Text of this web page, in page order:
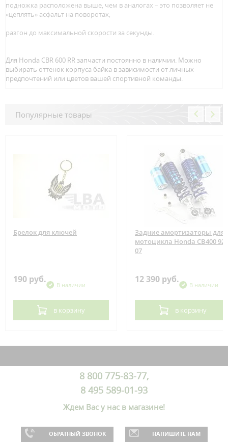
подножка расположена выше, чем в аналогах – это позволяет не
«цеплять» асфальт на поворотах;
разгон до максимальной скорости за секунды.
Для Honda CBR 600 RR запчасти постоянно в наличии. Можно
выбирать оттенок корпуса байка в зависимости от личных
предпочтений или цветов вашей спортивной команды.
Популярные товары
Брелок для ключей
190 руб.
В наличии
в корзину
Задние амортизаторы для
мотоцикла Honda CB400 92-
07
12 390 руб.
В наличии
в корзину
8 800 775-83-77,
8 495 589-01-93
Ждем Вас у нас в магазине!
ОБРАТНЫЙ ЗВОНОК НАПИШИТЕ НАМ